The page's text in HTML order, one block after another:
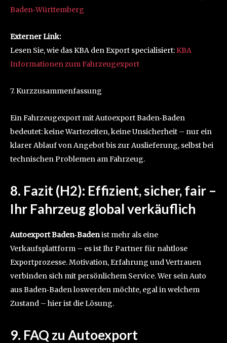
Baden‑Württemberg
Externer Link:
Lesen Sie, wie das KBA den Export specialisiert:KBA
Informationen zum Fahrzeugexport
7. Kurzzusammenfassung
Ein Fahrzeugexport mit Autoexport Baden‑Baden
bedeutet: keine Wartezeiten, keine Unsicherheit – nur ein
klarer Ablauf von Angebot bis zur Auslieferung, selbst bei
technischen Problemen am Fahrzeug.
8. Fazit (H2): Effizient, sicher, fair –
Ihr Fahrzeug global verkäuflich
Autoexport Baden‑Badenist mehr als eine
Verkaufsplattform – es ist Ihr Partner für nahtlose
Exportprozesse. Motivation, Erfahrung und Vertrauen
verbinden sich mit persönlichem Service. Wer sein Auto
aus Baden‑Baden loswerden möchte, egal in welchem
Zustand – hier ist die Lösung.
9. FAQ zu Autoexport